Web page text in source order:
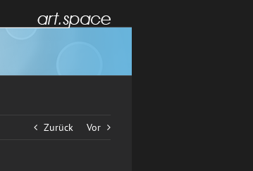
Zurück Vor